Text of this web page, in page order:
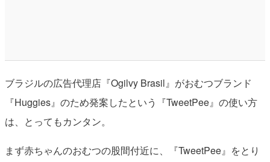
ブラジルの広告代理店『Ogilvy Brasil』がおむつブランド
『Huggies』のため発案したという『TweetPee』の使い方
は、とってもカンタン。
まず赤ちゃんのおむつの股間付近に、『TweetPee』をとり